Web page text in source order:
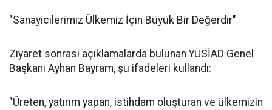
"Sanayicilerimiz Ülkemiz İçin Büyük Bir Değerdir"
Ziyaret sonrası açıklamalarda bulunan YÜSİAD Genel
Başkanı Ayhan Bayram, şu ifadeleri kullandı:
"Üreten, yatırım yapan, istihdam oluşturan ve ülkemizin